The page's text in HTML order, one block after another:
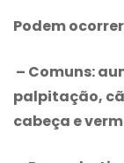
Podem
– Comuns:
palpitação,
cabeça e